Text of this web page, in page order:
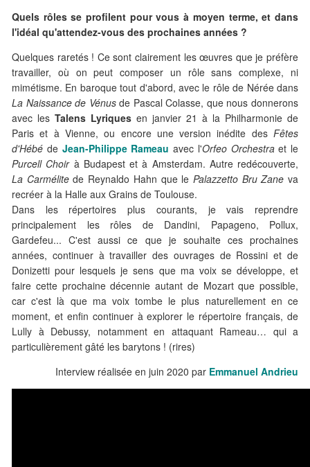
Quels rôles se profilent pour vous à moyen terme, et dans
l'idéal qu'attendez-vous des prochaines années ?
Quelques raretés ! Ce sont clairement les œuvres que je préfère
travailler, où on peut composer un rôle sans complexe, ni
mimétisme. En baroque tout d'abord, avec le rôle de Nérée dans
La Naissance de Vénusde Pascal Colasse, que nous donnerons
avec les Talens Lyriques en janvier 21 à la Philharmonie de
Paris et à Vienne, ou encore une version inédite des Fêtes
d'Hébé de Jean-Philippe Rameau avec l'Orfeo Orchestraet le
Purcell Choirà Budapest et à Amsterdam. Autre redécouverte,
La Carmélitede Reynaldo Hahn que le Palazzetto Bru Zane va
recréer à la Halle aux Grains de Toulouse.
Dans les répertoires plus courants, je vais reprendre
principalement les rôles de Dandini, Papageno, Pollux,
Gardefeu... C'est aussi ce que je souhaite ces prochaines
années, continuer à travailler des ouvrages de Rossini et de
Donizetti pour lesquels je sens que ma voix se développe, et
faire cette prochaine décennie autant de Mozart que possible,
car c'est là que ma voix tombe le plus naturellement en ce
moment, et enfin continuer à explorer le répertoire français, de
Lully à Debussy, notamment en attaquant Rameau… qui a
particulièrement gâté les barytons ! (rires)
Interview réalisée en juin 2020 par Emmanuel Andrieu